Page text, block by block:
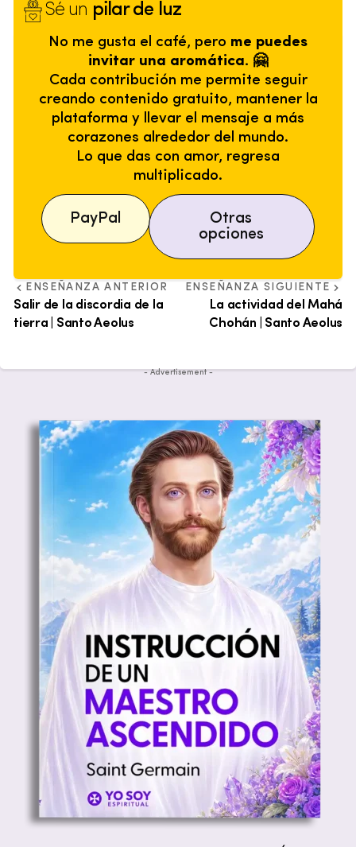
Sé un pilar de luz
No me gusta el café, pero me puedes
invitar una aromática. 🤗
Cada contribución me permite seguir
creando contenido gratuito, mantener la
plataforma y llevar el mensaje a más
corazones alrededor del mundo.
Lo que das con amor, regresa
multiplicado.
PayPal
Otras
opciones
ENSEÑANZA ANTERIOR
Salir de la discordia de la
tierra | Santo Aeolus
ENSEÑANZA SIGUIENTE
La actividad del Mahá
Chohán | Santo Aeolus
- Advertisement -